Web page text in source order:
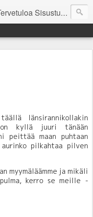
Kodinonnen "kuulumisia Kodinonnesta" -sivuille. Näillä sivuilla kerromme ajankohtaisia asioita myymälämme tapahtumista. Toivottavasti viihdyt seurassamme!
länsirannikollakin
kyllä juuri tänään
peittää maan puhtaan
aurinko pilkahtaa pilven
ja mikäli
kerro se meille -